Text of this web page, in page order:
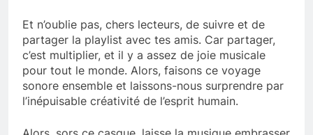
Et n’oublie pas, chers lecteurs, de suivre et de
partager la playlist avec tes amis. Car partager,
c’est multiplier, et il y a assez de joie musicale
pour tout le monde. Alors, faisons ce voyage
sonore ensemble et laissons-nous surprendre par
l’inépuisable créativité de l’esprit humain.